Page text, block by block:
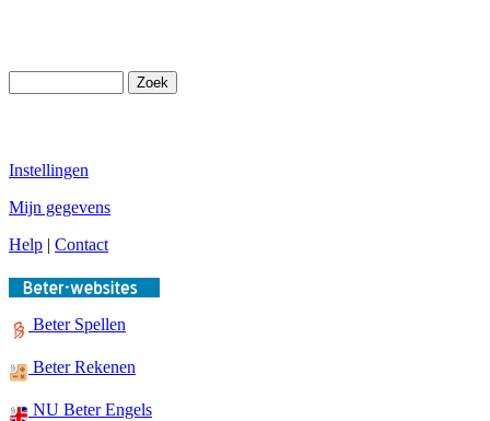
Instellingen
Mijn gegevens
Help | Contact
Beter Spellen
Beter Rekenen
NU Beter Engels